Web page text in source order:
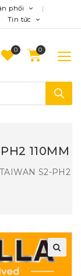
phối
Tin tức
0
110MM
S2-PH2